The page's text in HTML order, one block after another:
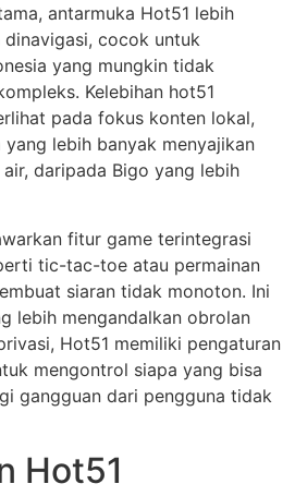
antarmuka Hot51 lebih
dinavigasi, cocok untuk
yang mungkin tidak
Kelebihan hot51
pada fokus konten lokal,
lebih banyak menyajikan
daripada Bigo yang lebih
fitur game terintegrasi
tic-tac-toe atau permainan
siaran tidak monoton. Ini
lebih mengandalkan obrolan
Hot51 memiliki pengaturan
mengontrol siapa yang bisa
gangguan dari pengguna tidak
Hot51